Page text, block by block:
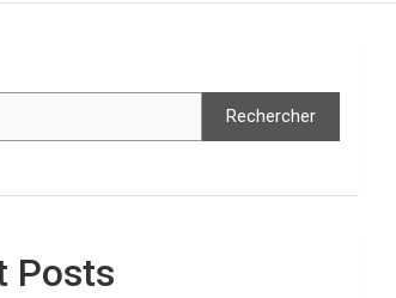
Rechercher
Posts